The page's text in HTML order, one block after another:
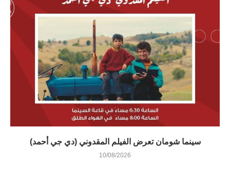
سينما شومان تعرض الفيلم المقدوني (دي جي أحمد)
10/08/2026